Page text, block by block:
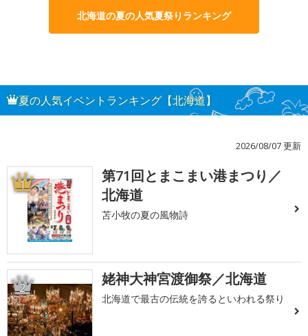
北海道の夏の人気夏祭りランキング
夏の人気イベントランキング【北海道】
2026/08/07 更新
1
第71回とまこまい港まつり／
北海道
苫小牧の夏の風物詩
2 姥神大神宮渡御祭／北海道
北海道で最古の伝統を誇るといわれる祭り